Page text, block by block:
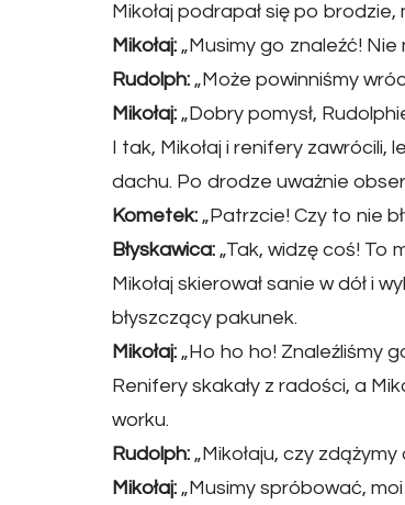
Mikołaj podrapał się po
Mikołaj: „Musimy go znaleźć!
Rudolph: „Może powinniśmy
Mikołaj: „Dobry pomysł,
I tak, Mikołaj i renifery
dachu. Po drodze uważnie
Kometek: „Patrzcie! Czy to nie
Błyskawica: „Tak, widzę coś! To
Mikołaj skierował sanie w dół i
błyszczący pakunek.
Mikołaj: „Ho ho ho! Znaleźliśmy
Renifery skakały z radości, a
worku.
Rudolph: „Mikołaju, czy
Mikołaj: „Musimy spróbować,